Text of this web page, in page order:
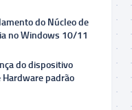
do Núcleo de
no Windows 10/11
do dispositivo
Hardware padrão